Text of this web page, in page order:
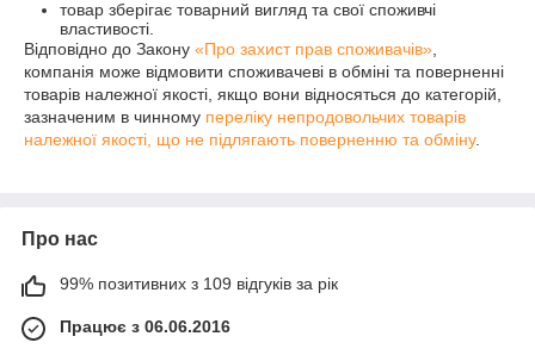
товар зберігає товарний вигляд та свої споживчі
властивості.
Відповідно до Закону «Про захист прав споживачів»
компанія може відмовити споживачеві в обміні та поверненні
товарів належної якості, якщо вони відносяться до категорій,
зазначеним в чинному переліку непродовольчих товарів
належної якості, що не підлягають поверненню та обміну.
Про нас
99% позитивних з 109 відгуків за рік
Працює з 06.06.2016